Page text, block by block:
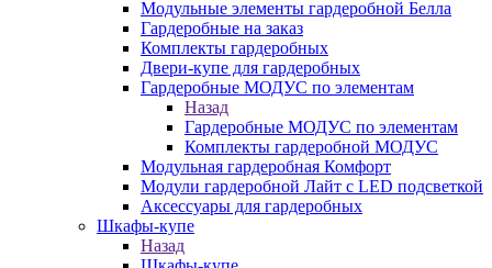
Модульные элементы гардеробной Белла
Гардеробные на заказ
Комплекты гардеробных
Двери-купе для гардеробных
Гардеробные МОДУС по элементам
Назад
Гардеробные МОДУС по элементам
Комплекты гардеробной МОДУС
Модульная гардеробная Комфорт
Модули гардеробной Лайт с LED подсветкой
Аксессуары для гардеробных
Шкафы-купе
Назад